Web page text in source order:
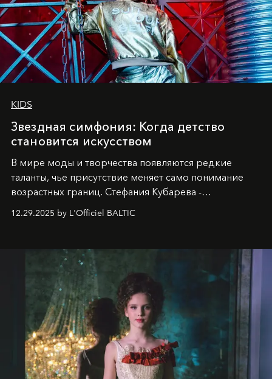
KIDS
Звездная симфония: Когда детство
становится искусством
В мире моды и творчества появляются редкие
таланты, чье присутствие меняет само понимание
возрастных границ. Стефания Кубарева -
десятилетняя обладательница невероятной
харизмы, чье имя уже украшает обложки
2025
и LUXIA June 2025, представляет собой
уникальное явление современной культуры.
12.29.2025 by L'Officiel BALTIC